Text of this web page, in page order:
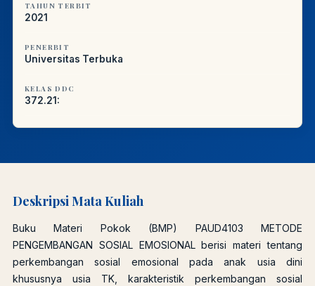
TAHUN TERBIT
2021
PENERBIT
Universitas Terbuka
KELAS DDC
372.21:
Deskripsi Mata Kuliah
Buku Materi Pokok (BMP) PAUD4103 METODE
PENGEMBANGAN SOSIAL EMOSIONAL berisi materi tentang
perkembangan sosial emosional pada anak usia dini
khususnya usia TK, karakteristik perkembangan sosial